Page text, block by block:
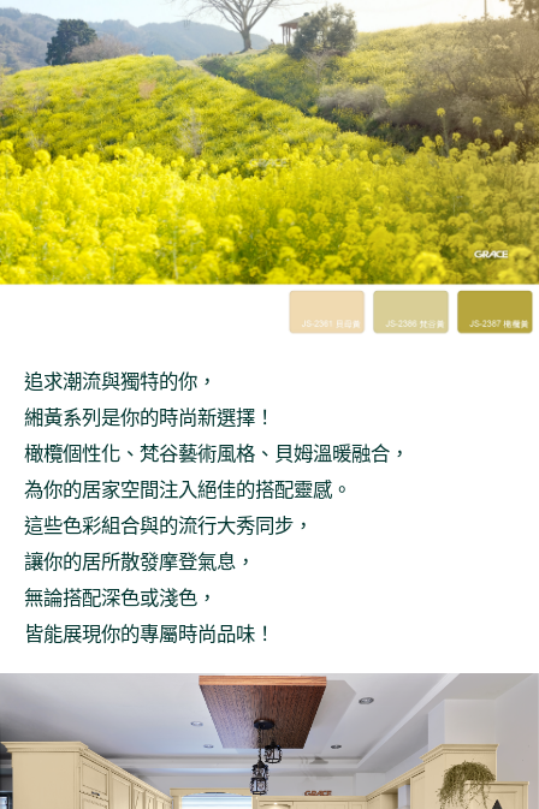
追求潮流與獨特的你，
緗黃系列是你的時尚新選擇！
橄欖個性化、梵谷藝術風格、貝姆溫暖融合，
為你的居家空間注入絕佳的搭配靈感。
這些色彩組合與的流行大秀同步，
讓你的居所散發摩登氣息，
無論搭配深色或淺色，
皆能展現你的專屬時尚品味！